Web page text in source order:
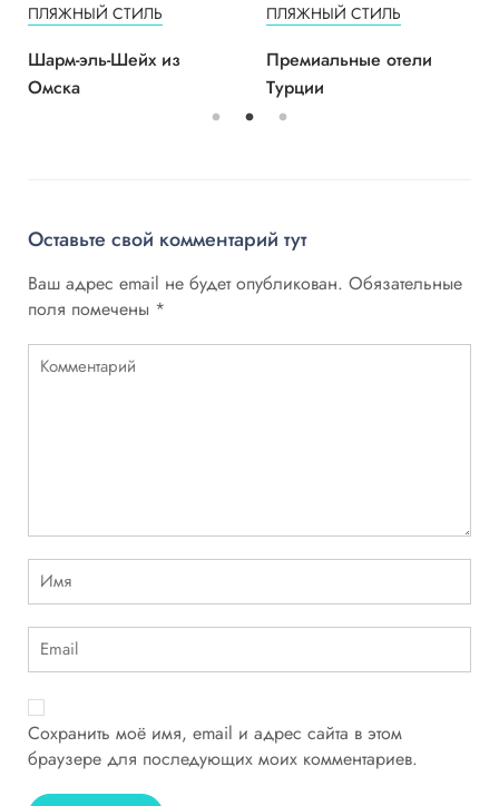
ПЛЯЖНЫЙ СТИЛЬ
Шарм-эль-Шейх из
Омска
ПЛЯЖНЫЙ СТИЛЬ
Премиальные отели
Турции
Оставьте свой комментарий тут
Ваш адрес email не будет опубликован. Обязательные
поля помечены *
Сохранить моё имя, email и адрес сайта в этом
браузере для последующих моих комментариев.